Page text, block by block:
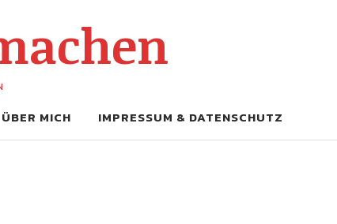
ÜBER MICH IMPRESSUM & DATENSCHUTZ